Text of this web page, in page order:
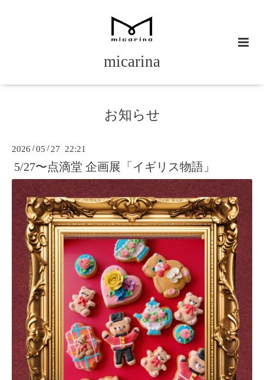
micarina
お知らせ
2026 /05 /27 22:21
5/27〜点滴堂 企画展「イギリス物語」